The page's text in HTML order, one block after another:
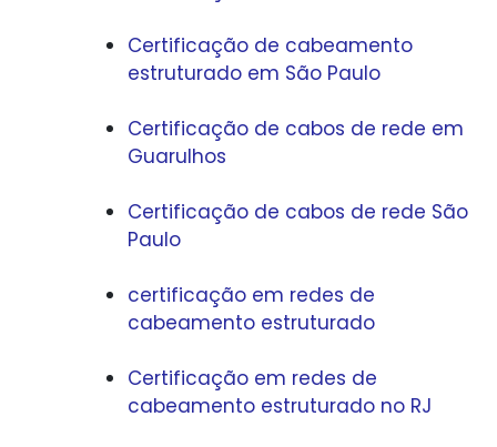
Certificação de cabeamento
estruturado em São Paulo
Certificação de cabos de rede em
Guarulhos
Certificação de cabos de rede São
Paulo
certificação em redes de
cabeamento estruturado
Certificação em redes de
cabeamento estruturado no RJ